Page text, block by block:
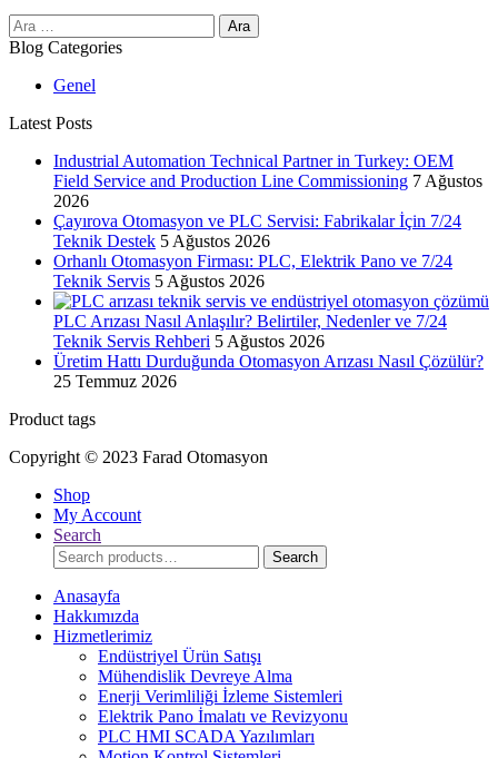
Arama:
Blog Categories
Genel
Latest Posts
Industrial Automation Technical Partner in Turkey: OEM
Field Service and Production Line Commissioning 7 Ağustos
2026
Çayırova Otomasyon ve PLC Servisi: Fabrikalar İçin 7/24
Teknik Destek 5 Ağustos 2026
Orhanlı Otomasyon Firması: PLC, Elektrik Pano ve 7/24
Teknik Servis 5 Ağustos 2026
PLC Arızası Nasıl Anlaşılır? Belirtiler, Nedenler ve 7/24
Teknik Servis Rehberi 5 Ağustos 2026
Üretim Hattı Durduğunda Otomasyon Arızası Nasıl Çözülür?
25 Temmuz 2026
Product tags
Copyright © 2023 Farad Otomasyon
Shop
My Account
Search
Search
for:
Search
Anasayfa
Hakkımızda
Hizmetlerimiz
Endüstriyel Ürün Satışı
Mühendislik Devreye Alma
Enerji Verimliliği İzleme Sistemleri
Elektrik Pano İmalatı ve Revizyonu
PLC HMI SCADA Yazılımları